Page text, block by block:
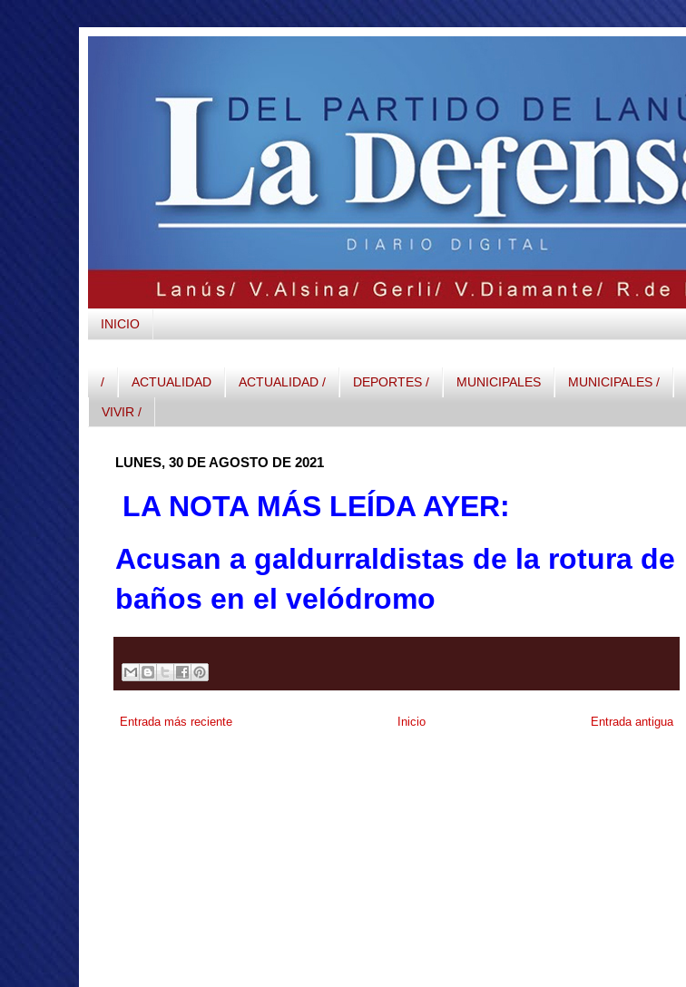
INICIO
/ ACTUALIDAD ACTUALIDAD / DEPORTES / MUNICIPALES MUNICIPALES /
VIVIR /
LUNES, 30 DE AGOSTO DE 2021
LA NOTA MÁS LEÍDA AYER:
Acusan a galdurraldistas de la rotura de
baños en el velódromo
Entrada más reciente Entrada antigua
Inicio